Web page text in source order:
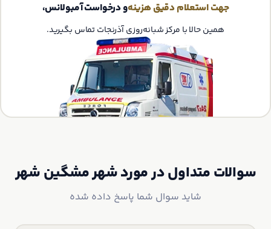
جهت استعلام دقیق هزینهو درخواست آمبولانس،
همین حالا با مرکز شبانه‌روزی آذرنجات تماس بگیرید.
سوالات متداول در مورد شهر مشگین شهر
شاید سوال شما پاسخ داده شده